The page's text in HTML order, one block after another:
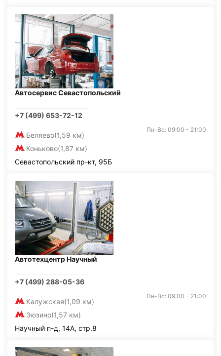
Автосервис Севастопольский
+7 (499) 653-72-12
Беляево(1,59 км)
Коньково(1,87 км)
Пн-Вс: 09:00 - 21:00
Севастопольский пр-кт, 95Б
Автотехцентр Научный
+7 (499) 288-05-36
Калужская(1,09 км)
Зюзино(1,57 км)
Пн-Вс: 09:00 - 21:00
Научный п-д, 14А, стр.8